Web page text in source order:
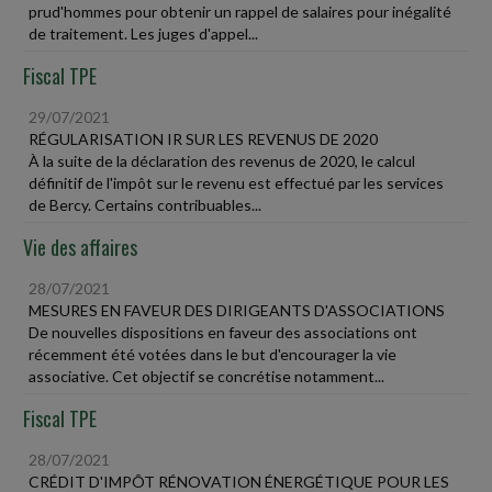
prud'hommes pour obtenir un rappel de salaires pour inégalité
de traitement. Les juges d'appel...
Fiscal TPE
29/07/2021
RÉGULARISATION IR SUR LES REVENUS DE 2020
À la suite de la déclaration des revenus de 2020, le calcul
définitif de l'impôt sur le revenu est effectué par les services
de Bercy. Certains contribuables...
Vie des affaires
28/07/2021
MESURES EN FAVEUR DES DIRIGEANTS D'ASSOCIATIONS
De nouvelles dispositions en faveur des associations ont
récemment été votées dans le but d'encourager la vie
associative. Cet objectif se concrétise notamment...
Fiscal TPE
28/07/2021
CRÉDIT D'IMPÔT RÉNOVATION ÉNERGÉTIQUE POUR LES